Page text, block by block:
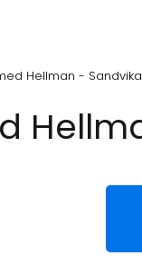
Hellman - Sandvika